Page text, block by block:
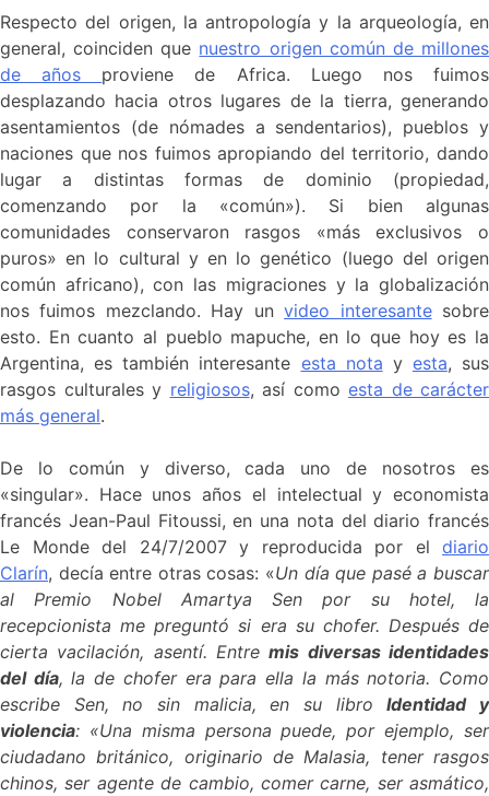
Respecto del origen, la antropología y la arqueología, en
general, coinciden que nuestro origen común de millones
de años proviene de Africa. Luego nos fuimos
desplazando hacia otros lugares de la tierra, generando
asentamientos (de nómades a sendentarios), pueblos y
naciones que nos fuimos apropiando del territorio, dando
lugar a distintas formas de dominio (propiedad,
comenzando por la «común»). Si bien algunas
comunidades conservaron rasgos «más exclusivos o
puros» en lo cultural y en lo genético (luego del origen
común africano), con las migraciones y la globalización
nos fuimos mezclando. Hay unvideo interesantesobre
esto. En cuanto al pueblo mapuche, en lo que hoy es la
Argentina, es también interesante esta nota y esta, sus
rasgos culturales y religiosos, así como esta de carácter
más general.
De lo común y diverso, cada uno de nosotros es
«singular». Hace unos años el intelectual y economista
francés Jean-Paul Fitoussi, en una nota del diario francés
Le Monde del 24/7/2007 y reproducida por el diario
Clarín, decía entre otras cosas: «Un día que pasé a buscar
al Premio Nobel Amartya Sen por su hotel, la
recepcionista me preguntó si era su chofer. Después de
cierta vacilación, asentí. Entremis diversas identidades
del día, la de chofer era para ella la más notoria. Como
escribe Sen, no sin malicia, en su libroIdentidad y
violencia: «Una misma persona puede, por ejemplo, ser
ciudadano británico, originario de Malasia, tener rasgos
chinos, ser agente de cambio, comer carne, ser asmático,